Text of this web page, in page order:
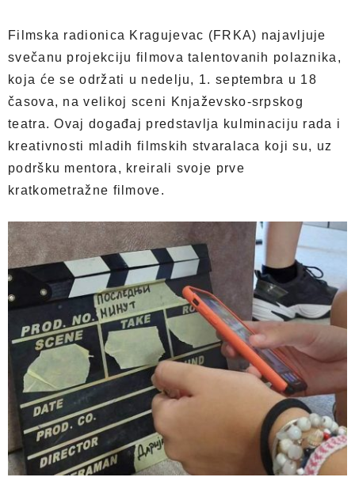
Filmska radionica Kragujevac (FRKA) najavljuje
svečanu projekciju filmova talentovanih polaznika,
koja će se održati u nedelju, 1. septembra u 18
časova, na velikoj sceni Knjaževsko-srpskog
teatra. Ovaj događaj predstavlja kulminaciju rada i
kreativnosti mladih filmskih stvaralaca koji su, uz
podršku mentora, kreirali svoje prve
kratkometražne filmove.